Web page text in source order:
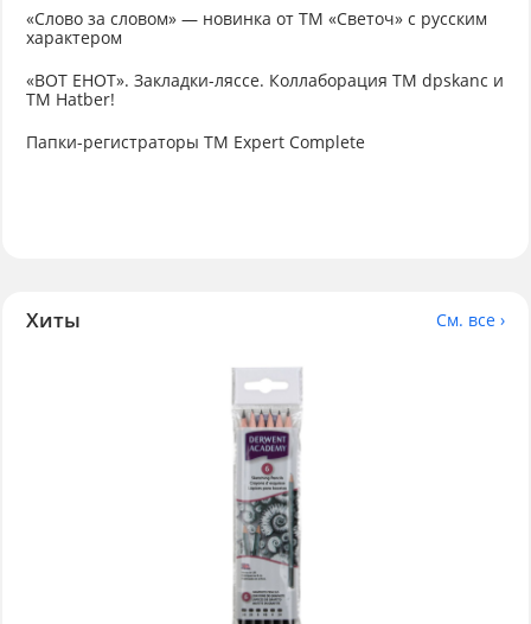
«Слово за словом» — новинка от ТМ «Светоч» с русским
характером
«ВОТ ЕНОТ». Закладки-ляссе. Коллаборация TM dpskanc и
ТМ Hatber!
Папки-регистраторы ТМ Expert Complete
Хиты См. все ›